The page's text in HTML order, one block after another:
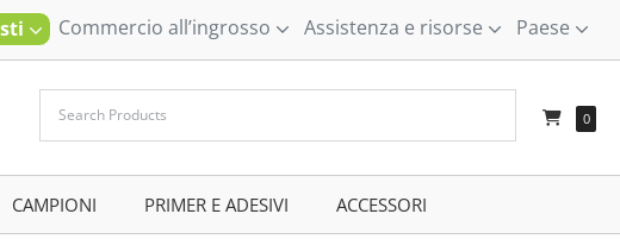
Commercio all’ingrosso Assistenza e risorse Paese
0
CAMPIONI PRIMER E ADESIVI ACCESSORI